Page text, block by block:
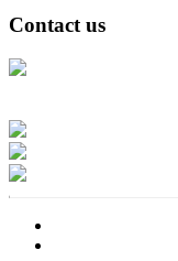
Contact us